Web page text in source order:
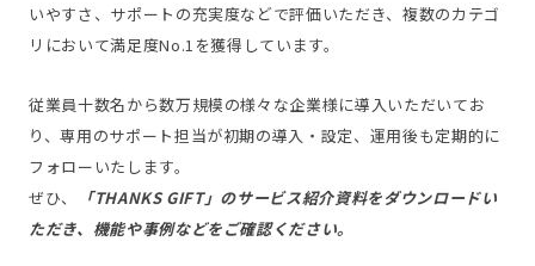
いやすさ、サポートの充実度などで評価いただき、複数のカテゴ
リにおいて満足度No.1を獲得しています。
従業員十数名から数万規模の様々な企業様に導入いただいてお
り、専用のサポート担当が初期の導入・設定、運用後も定期的に
フォローいたします。
ぜひ、
「THANKS GIFT」のサービス紹介資料をダウンロードい
ただき、機能や事例などをご確認ください。